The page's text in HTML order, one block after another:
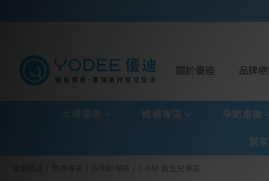
關於優迪 品牌
本週優惠 精選專區 孕期產後
居